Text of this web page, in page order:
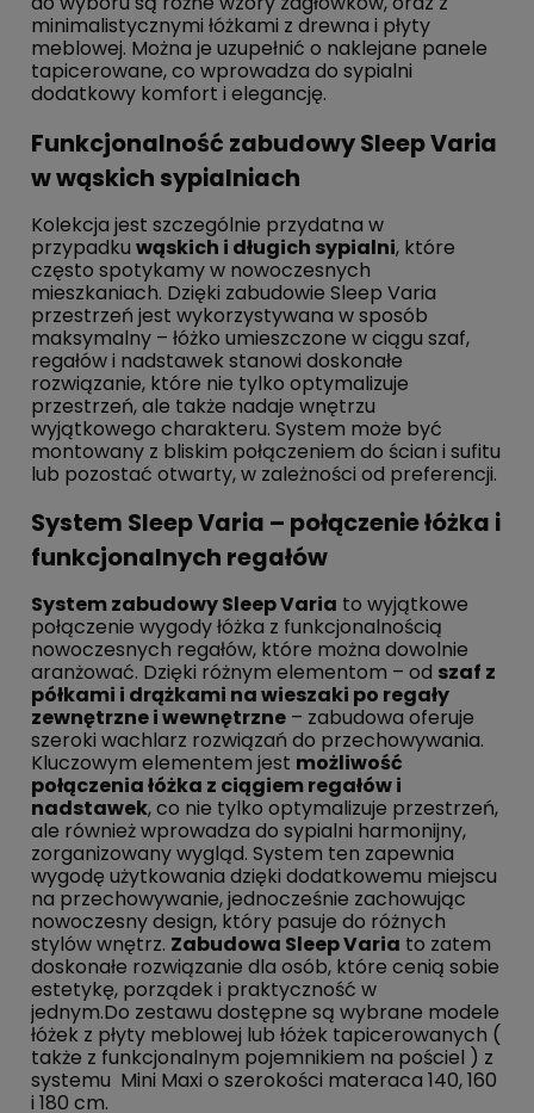
minimalistycznymi łóżkami z drewna i płyty
meblowej. Można je uzupełnić o naklejane panele
tapicerowane, co wprowadza do sypialni
dodatkowy komfort i elegancję.
Funkcjonalność zabudowy Sleep Varia
w wąskich sypialniach
Kolekcja jest szczególnie przydatna w
przypadku wąskich i długich sypialni, które
często spotykamy w nowoczesnych
mieszkaniach. Dzięki zabudowie Sleep Varia
przestrzeń jest wykorzystywana w sposób
maksymalny – łóżko umieszczone w ciągu szaf,
regałów i nadstawek stanowi doskonałe
rozwiązanie, które nie tylko optymalizuje
przestrzeń, ale także nadaje wnętrzu
wyjątkowego charakteru. System może być
montowany z bliskim połączeniem do ścian i sufitu
lub pozostać otwarty, w zależności od preferencji.
System Sleep Varia – połączenie łóżka i
funkcjonalnych regałów
System zabudowy Sleep Varia to wyjątkowe
połączenie wygody łóżka z funkcjonalnością
nowoczesnych regałów, które można dowolnie
aranżować. Dzięki różnym elementom – od szaf z
półkami i drążkami na wieszaki po regały
zewnętrzne i wewnętrzne – zabudowa oferuje
szeroki wachlarz rozwiązań do przechowywania.
Kluczowym elementem jest możliwość
połączenia łóżka z ciągiem regałów i
nadstawek, co nie tylko optymalizuje przestrzeń,
ale również wprowadza do sypialni harmonijny,
zorganizowany wygląd. System ten zapewnia
wygodę użytkowania dzięki dodatkowemu miejscu
na przechowywanie, jednocześnie zachowując
nowoczesny design, który pasuje do różnych
stylów wnętrz. Zabudowa Sleep Varia to zatem
doskonałe rozwiązanie dla osób, które cenią sobie
estetykę, porządek i praktyczność w
jednym.Do zestawu dostępne są wybrane modele
łóżek z płyty meblowej lub łóżek tapicerowanych (
także z funkcjonalnym pojemnikiem na pościel ) z
systemu Mini Maxi o szerokości materaca 140, 160
i 180 cm.